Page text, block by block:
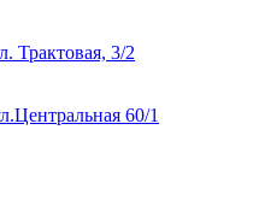
Трактовая, 3/2
60/1